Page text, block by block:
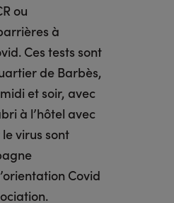
ou
à
Ces tests sont
de Barbès,
et soir, avec
à l’hôtel avec
virus sont
Covid